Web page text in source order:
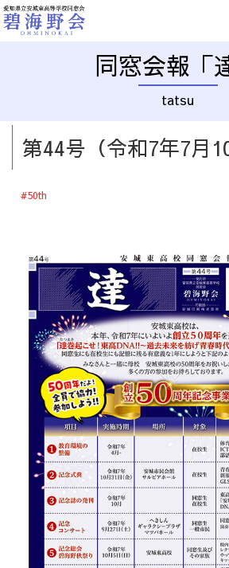
同窓会報「
tatsu
第44号（令和7年7月
#50th